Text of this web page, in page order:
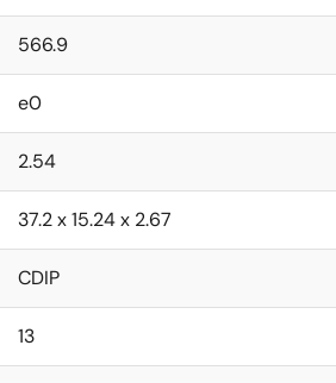
566.9
e0
2.54
37.2 x 15.24 x 2.67
CDIP
13